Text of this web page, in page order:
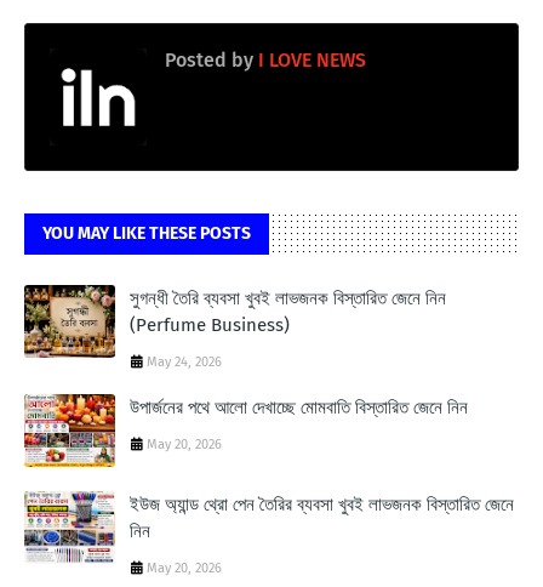
Posted by I LOVE NEWS
YOU MAY LIKE THESE POSTS
সুগন্ধী তৈরি ব্যবসা খুবই লাভজনক বিস্তারিত জেনে নিন
(Perfume Business)
May 24, 2026
উপার্জনের পথে আলো দেখাচ্ছে মোমবাতি বিস্তারিত জেনে নিন
May 20, 2026
ইউজ অ্যান্ড থ্রো পেন তৈরির ব্যবসা খুবই লাভজনক বিস্তারিত জেনে
নিন
May 20, 2026